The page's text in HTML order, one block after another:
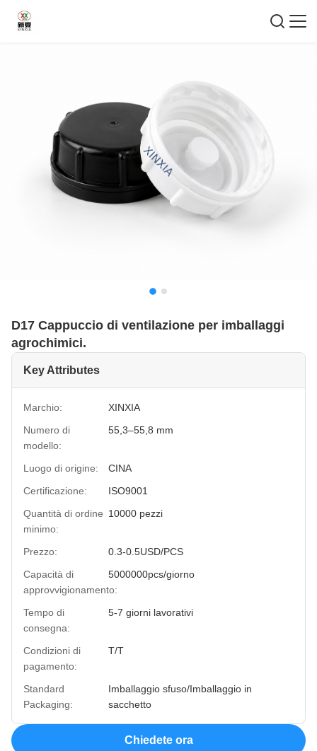
D17 Cappuccio di ventilazione per imballaggi
agrochimici.
Key Attributes
Marchio:
XINXIA
Numero di
modello:
55,3–55,8 mm
Luogo di origine:
CINA
Certificazione:
ISO9001
Quantità di ordine
minimo:
10000 pezzi
Prezzo:
0.3-0.5USD/PCS
Capacità di
approvvigionamento:
5000000pcs/giorno
Tempo di
consegna:
5-7 giorni lavorativi
Condizioni di
pagamento:
T/T
Standard
Packaging:
Imballaggio sfuso/Imballaggio in
sacchetto
Chiedete ora